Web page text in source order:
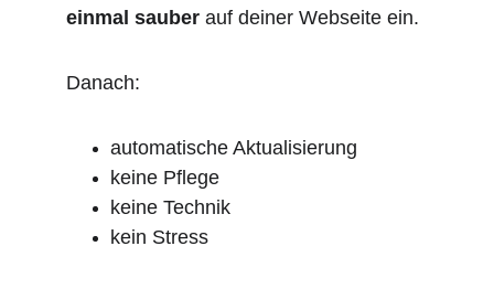
einmal sauber auf deiner Webseite ein.
Danach:
automatische Aktualisierung
keine Pflege
keine Technik
kein Stress